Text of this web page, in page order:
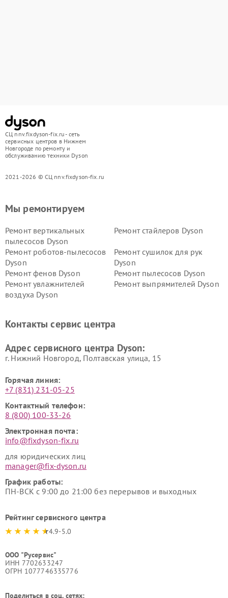
СЦ nnv.fixdyson-fix.ru - сеть
сервисных центров в Нижнем
Новгороде по ремонту и
обслуживанию техники Dyson
2021-2026 © СЦ nnv.fixdyson-fix.ru
Мы ремонтируем
Ремонт вертикальных
пылесосов Dyson
Ремонт стайлеров Dyson
Ремонт роботов-пылесосов
Dyson
Ремонт сушилок для рук
Dyson
Ремонт фенов Dyson
Ремонт пылесосов Dyson
Ремонт увлажнителей
воздуха Dyson
Ремонт выпрямителей Dyson
Контакты сервис центра
Адрес сервисного центра Dyson:
г. Нижний Новгород, Полтавская улица, 15
Горячая линия:
+7 (831) 231-05-25
Контактный телефон:
8 (800) 100-33-26
Электронная почта:
info@fixdyson-fix.ru
для юридических лиц
manager@fix-dyson.ru
График работы:
ПН-ВСК с 9:00 до 21:00 без перерывов и выходных
Рейтинг сервисного центра
4.9-5.0
ООО "Русервис"
ИНН 7702633247
ОГРН 1077746335776
Поделиться в соц. сетях: